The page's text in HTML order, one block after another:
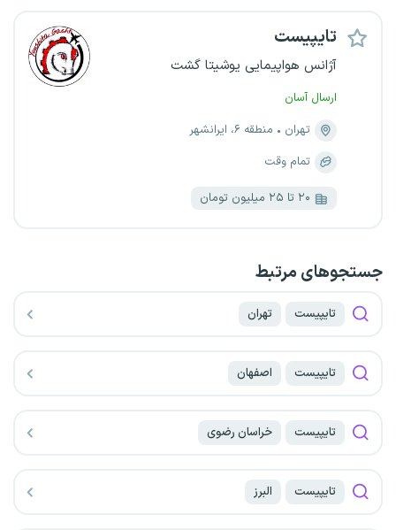
تایپیست
آژانس هواپیمایی یوشیتا گشت
ارسال آسان
تهران
منطقه ۶، ایرانشهر
تمام وقت
۲۰ تا ۲۵ میلیون تومان
جستجو‌های مرتبط
تایپیست تهران
تایپیست اصفهان
تایپیست خراسان رضوی
تایپیست البرز